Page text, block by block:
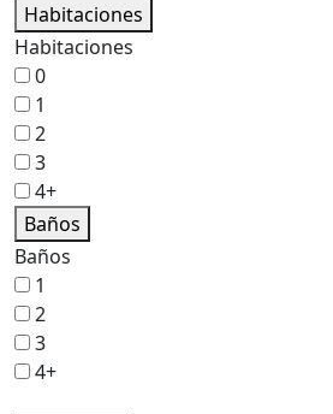
Habitaciones
Habitaciones
0
1
2
3
4+
Baños
Baños
1
2
3
4+